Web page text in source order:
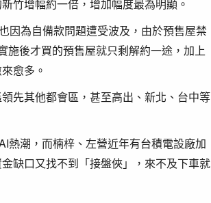
竹增幅約一倍，增加幅度最為明顯。
因為自備款問題遭受波及，由於預售屋禁
施後才買的預售屋就只剩解約一途，加上
愈多。
先其他都會區，甚至高出、新北、台中等
熱潮，而楠梓、左營近年有台積電設廠加
缺口又找不到「接盤俠」，來不及下車就